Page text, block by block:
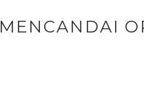
MENCANDAI